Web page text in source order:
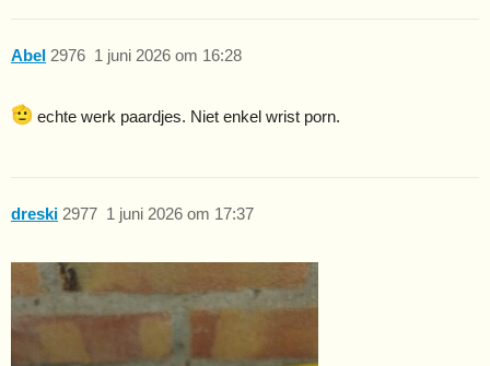
Abel 1 juni 2026 om 16:28
2976
echte werk paardjes. Niet enkel wrist porn.
dreski 1 juni 2026 om 17:37
2977